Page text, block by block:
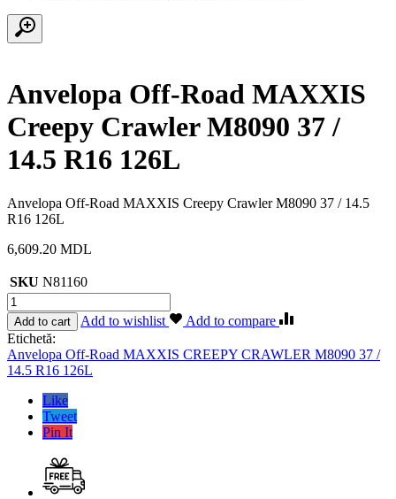
Anvelopa Off-Road MAXXIS
Creepy Crawler M8090 37 /
14.5 R16 126L
Anvelopa Off-Road MAXXIS Creepy Crawler M8090 37 / 14.5
R16 126L
6,609.20 MDL
SKU N81160
Cantitate
Anvelopa
Off-
Road
MAXXIS
Creepy
Crawler
M8090
126L
Add to cart Add to wishlist
Add to compare
Etichetă:
Anvelopa Off-Road MAXXIS CREEPY CRAWLER M8090 37 /
14.5 R16 126L
Like
Tweet
Pin It